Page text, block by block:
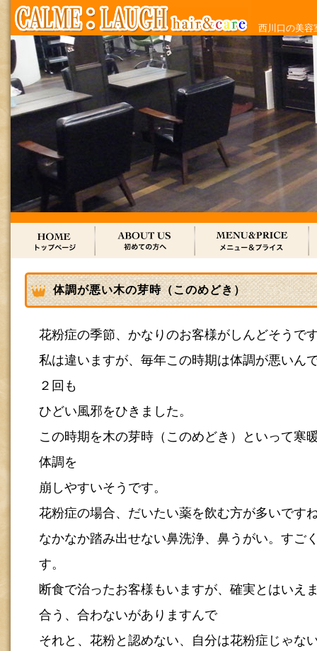
西川口の美容
体調が悪い木の芽時（このめどき）
花粉症の季節、かなりのお客様がしんどそうで
私は違いますが、毎年この時期は体調が悪いん
２回も
ひどい風邪をひきました。
この時期を木の芽時（このめどき）といって寒
体調を
崩しやすいそうです。
花粉症の場合、だいたい薬を飲む方が多いです
なかなか踏み出せない鼻洗浄、鼻うがい。すご
す。
断食で治ったお客様もいますが、確実とはいえ
合う、合わないがありますんで
それと、花粉と認めない、自分は花粉症じゃな